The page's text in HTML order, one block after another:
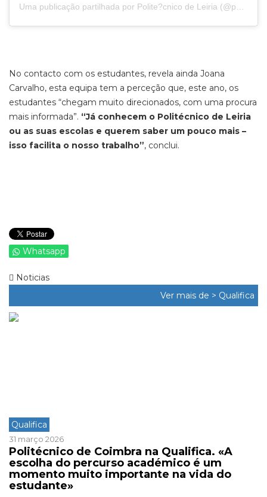
Uma publicação partilhada por Polite?cnico de Leiria (@politecnico_de_leiria)
No contacto com os estudantes, revela ainda Joana
Carvalho, esta equipa tem a perceção que, este ano, os
estudantes “chegam muito direcionados, com uma procura
mais informada”. “Já conhecem o Politécnico de Leiria
ou as suas escolas e querem saber um pouco mais –
isso facilita o nosso trabalho”, conclui.
Whatsapp
Noticias
Ver mais de > Qualifica
Qualifica
31 março 2026
Politécnico de Coimbra na Qualifica. «A
escolha do percurso académico é um
momento muito importante na vida do
estudante»